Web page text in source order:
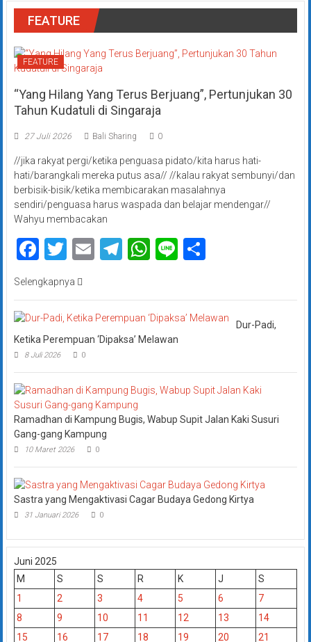
FEATURE
FEATURE
“Yang Hilang Yang Terus Berjuang”, Pertunjukan 30
Tahun Kudatuli di Singaraja
27 Juli 2026 Bali Sharing 0
//jika rakyat pergi/ketika penguasa pidato/kita harus hati-
hati/barangkali mereka putus asa// //kalau rakyat sembunyi/dan
berbisik-bisik/ketika membicarakan masalahnya
sendiri/penguasa harus waspada dan belajar mendengar//
Wahyu membacakan
Facebook
Twitter
EmailTelegram
WhatsApp
LineShare
Selengkapnya
Dur-Padi,
Ketika Perempuan ‘Dipaksa’ Melawan
8 Juli 2026 0
Ramadhan di Kampung Bugis, Wabup Supit Jalan Kaki Susuri
Gang-gang Kampung
10 Maret 2026 0
Sastra yang Mengaktivasi Cagar Budaya Gedong Kirtya
31 Januari 2026 0
Juni 2025
M
S S R K J
S
1
2 3 4 5 6
7
8
9 10 11 12 13
14
15
16 17 18 19 20 21